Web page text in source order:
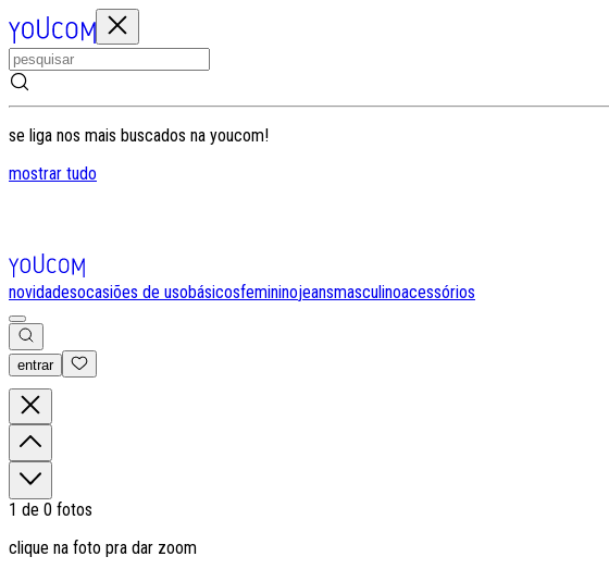
se liga nos mais buscados na youcom!
mostrar tudo
novidadesocasiões de usobásicosfemininojeansmasculinoacessórios
entrar
1 de 0 fotos
clique na foto pra dar zoom